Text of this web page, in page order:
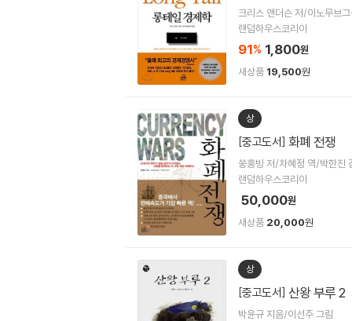
크리스 앤더슨 저/이노무브
랜덤하우스코리아
91% 1,800원
새상품 19,500원
상
[중고도서] 화폐 전쟁
쑹훙빙 저/차혜정 역/박한진
랜덤하우스코리아
50,000원
새상품 20,000원
상
[중고도서] 산왕 부루 2
박윤규 지음/이선주 그림